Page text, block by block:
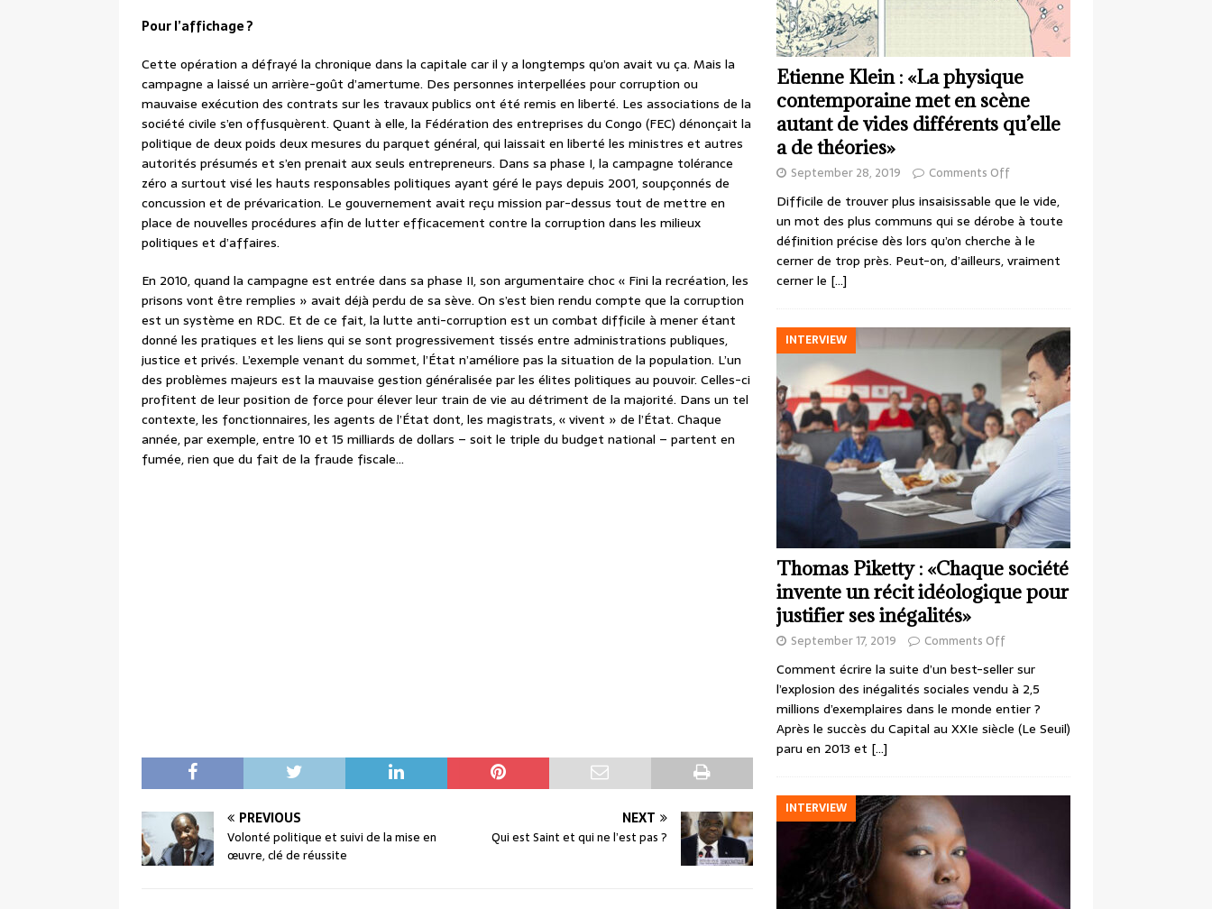
Pour l’affichage ?
Cette opération a défrayé la chronique dans la capitale car il y a longtemps qu’on avait vu ça. Mais la
campagne a laissé un arrière-goût d’amertume. Des personnes interpellées pour corruption ou
mauvaise exécution des contrats sur les travaux publics ont été remis en liberté. Les associations de la
société civile s’en offusquèrent. Quant à elle, la Fédération des entreprises du Congo (FEC) dénonçait la
politique de deux poids deux mesures du parquet général, qui laissait en liberté les ministres et autres
autorités présumés et s’en prenait aux seuls entrepreneurs. Dans sa phase I, la campagne tolérance
zéro a surtout visé les hauts responsables politiques ayant géré le pays depuis 2001, soupçonnés de
concussion et de prévarication. Le gouvernement avait reçu mission par-dessus tout de mettre en
place de nouvelles procédures afin de lutter efficacement contre la corruption dans les milieux
politiques et d’affaires.
En 2010, quand la campagne est entrée dans sa phase II, son argumentaire choc « Fini la recréation, les
prisons vont être remplies » avait déjà perdu de sa sève. On s’est bien rendu compte que la corruption
est un système en RDC. Et de ce fait, la lutte anti-corruption est un combat difficile à mener étant
donné les pratiques et les liens qui se sont progressivement tissés entre administrations publiques,
justice et privés. L’exemple venant du sommet, l’État n’améliore pas la situation de la population. L’un
des problèmes majeurs est la mauvaise gestion généralisée par les élites politiques au pouvoir. Celles-ci
profitent de leur position de force pour élever leur train de vie au détriment de la majorité. Dans un tel
contexte, les fonctionnaires, les agents de l’État dont, les magistrats, « vivent » de l’État. Chaque
année, par exemple, entre 10 et 15 milliards de dollars – soit le triple du budget national – partent en
fumée, rien que du fait de la fraude fiscale…
PREVIOUS
Volonté politique et suivi de la mise en
œuvre, clé de réussite
NEXT
Qui est Saint et qui ne l’est pas ?
Etienne Klein : «La physique
contemporaine met en scène
autant de vides différents qu’elle
a de théories»
September 28, 2019 Comments Off
Difficile de trouver plus insaisissable que le vide,
un mot des plus communs qui se dérobe à toute
définition précise dès lors qu’on cherche à le
cerner de trop près. Peut-on, d’ailleurs, vraiment
cerner le […]
INTERVIEW
Thomas Piketty : «Chaque société
invente un récit idéologique pour
justifier ses inégalités»
September 17, 2019 Comments Off
Comment écrire la suite d’un best-seller sur
l’explosion des inégalités sociales vendu à 2,5
millions d’exemplaires dans le monde entier ?
Après le succès du Capital au XXIe siècle (Le Seuil)
paru en 2013 et […]
INTERVIEW